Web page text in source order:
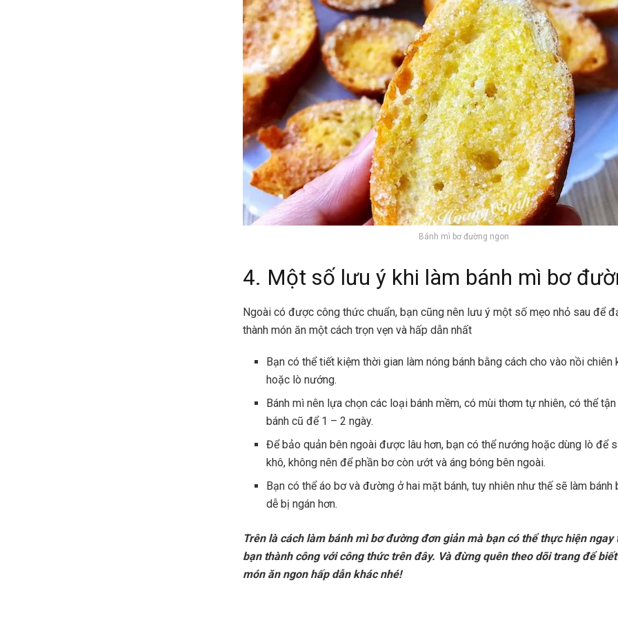
Bánh mì bơ đường ngon
4. Một số lưu ý khi làm bánh mì bơ
Ngoài có được công thức chuẩn, bạn cũng nên lưu ý một số mẹo nhỏ sau để
thành món ăn một cách trọn vẹn và hấp dẫn nhất
Bạn có thể tiết kiệm thời gian làm nóng bánh bằng cách cho vào nồi chiên
hoặc lò nướng.
Bánh mì nên lựa chọn các loại bánh mềm, có mùi thơm tự nhiên, có thể
bánh cũ để 1 – 2 ngày.
Để bảo quản bên ngoài được lâu hơn, bạn có thể nướng hoặc dùng lò để
khô, không nên để phần bơ còn ướt và áng bóng bên ngoài.
Bạn có thể áo bơ và đường ở hai mặt bánh, tuy nhiên như thế sẽ làm bánh
dễ bị ngán hơn.
Trên là cách làm bánh mì bơ đường đơn giản mà bạn có thể thực hiện ngay
bạn thành công với công thức trên đây. Và đừng quên theo dõi trang để
món ăn ngon hấp dẫn khác nhé!